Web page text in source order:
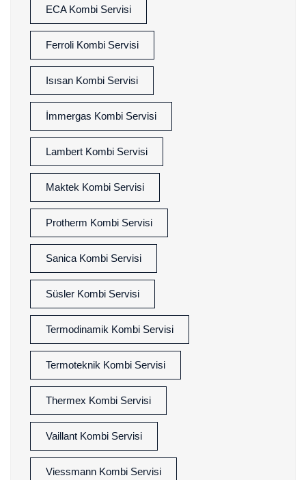
ECA Kombi Servisi
Ferroli Kombi Servisi
Isısan Kombi Servisi
İmmergas Kombi Servisi
Lambert Kombi Servisi
Maktek Kombi Servisi
Protherm Kombi Servisi
Sanica Kombi Servisi
Süsler Kombi Servisi
Termodinamik Kombi Servisi
Termoteknik Kombi Servisi
Thermex Kombi Servisi
Vaillant Kombi Servisi
Viessmann Kombi Servisi